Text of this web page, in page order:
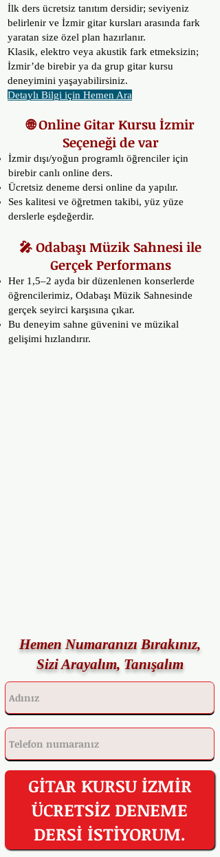
İlk ders ücretsiz tanıtım dersidir; seviyeniz
belirlenir ve İzmir gitar kursları arasında fark
yaratan size özel plan hazırlanır.
Klasik, elektro veya akustik fark etmeksizin;
İzmir’de birebir ya da grup gitar kursu
deneyimini yaşayabilirsiniz.
Detaylı Bilgi için Hemen Ara
🌐 Online Gitar Kursu İzmir
Seçeneği de var
İzmir dışı/yoğun programlı öğrenciler için
birebir canlı online ders.
Ücretsiz deneme dersi online da yapılır.
Ses kalitesi ve öğretmen takibi, yüz yüze
derslerle eşdeğerdir.
🎤 Odabaşı Müzik Sahnesi ile
Gerçek Performans
Her 1,5–2 ayda bir düzenlenen konserlerde
öğrencilerimiz, Odabaşı Müzik Sahnesinde
gerçek seyirci karşısına çıkar.
Bu deneyim sahne güvenini ve müzikal
gelişimi hızlandırır.
Hemen Numaranızı Bırakınız,
Sizi Arayalım, Tanışalım
GİTAR KURSU İZMİR
ÜCRETSİZ DENEME
DERSİ İSTİYORUM.